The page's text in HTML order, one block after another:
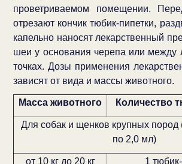
проветриваемом помещении.
отрезают кончик тюбик-пипетки,
капельно наносят лекарственный
шеи у основания черепа или между
точках. Дозы применения
зависят от вида и массы животного.
Масса животного Количество
Для собак и щенков крупных пород
по 2,0 мл)
от 10 кг до 20 кг 1